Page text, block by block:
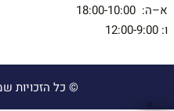
א–ה: 18:00-10:00
ו: 12:00-9:00
© כל הזכויות
✕